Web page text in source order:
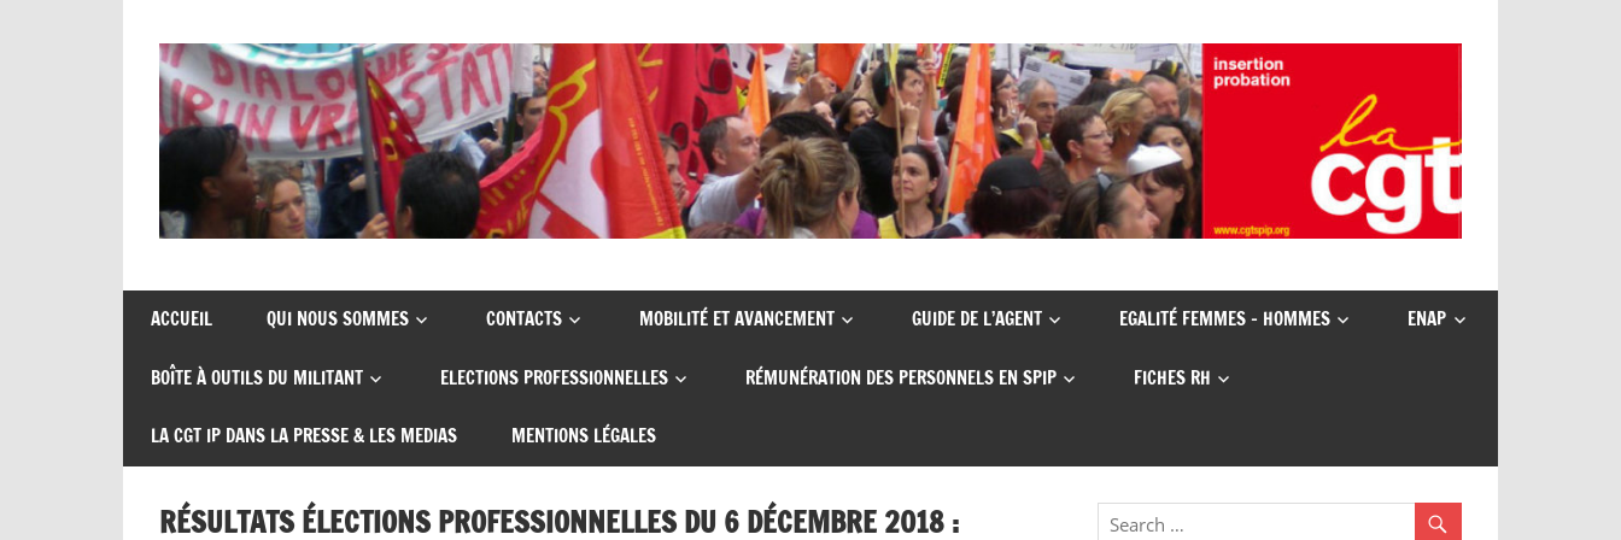
content
CGT
insertion
probation
de
syndicats
insertion
ACCUEIL QUI NOUS SOMMES CONTACTS MOBILITÉ ET AVANCEMENT GUIDE DE L’AGENT EGALITÉ FEMMES – HOMMES ENAP
BOÎTE À OUTILS DU MILITANT ELECTIONS PROFESSIONNELLES RÉMUNÉRATION DES PERSONNELS EN SPIP FICHES RH
LA CGT IP DANS LA PRESSE & LES MEDIAS MENTIONS LÉGALES
RÉSULTATS ÉLECTIONS PROFESSIONNELLES DU 6 DÉCEMBRE 2018 :